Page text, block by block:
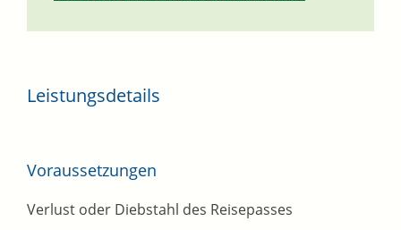
Leistungsdetails
Voraussetzungen
Verlust oder Diebstahl des Reisepasses